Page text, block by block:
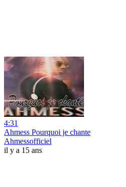
4:31
Ahmess Pourquoi je chante
Ahmessofficiel
il y a 15 ans